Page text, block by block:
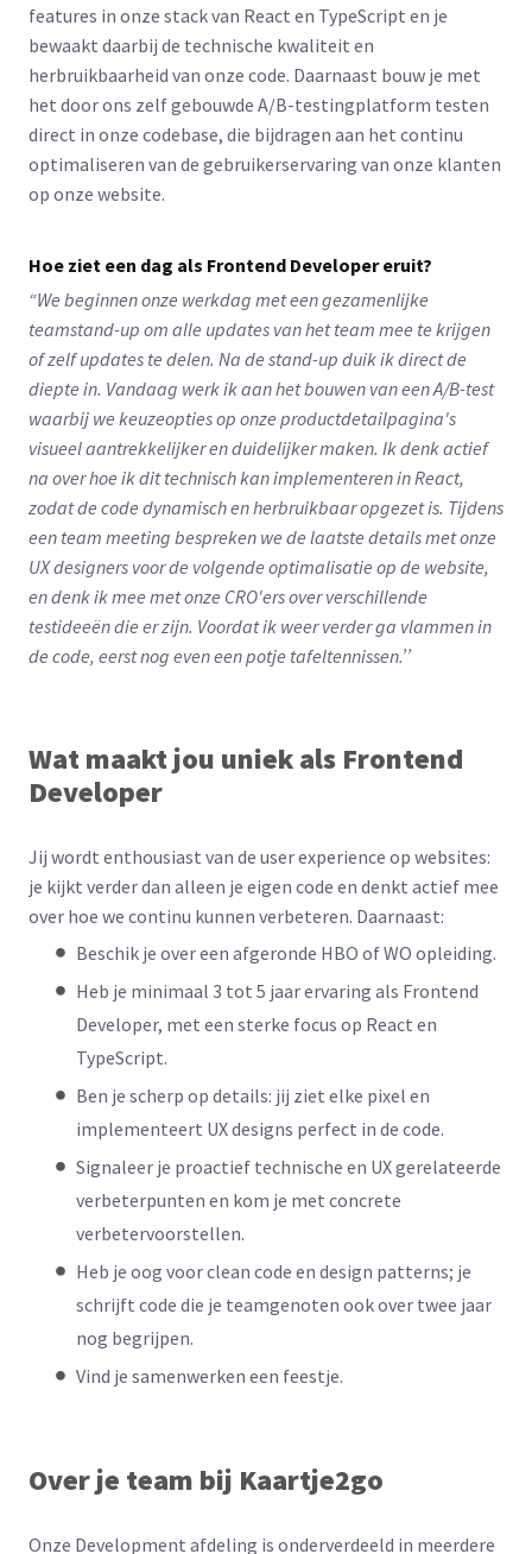
features in onze stack van React en TypeScript en je
bewaakt daarbij de technische kwaliteit en
herbruikbaarheid van onze code. Daarnaast bouw je met
het door ons zelf gebouwde A/B-testingplatform testen
direct in onze codebase, die bijdragen aan het continu
optimaliseren van de gebruikerservaring van onze klanten
op onze website.
Hoe ziet een dag als Frontend Developer eruit?
“We beginnen onze werkdag met een gezamenlijke
teamstand-up om alle updates van het team mee te krijgen
of zelf updates te delen. Na de stand-up duik ik direct de
diepte in. Vandaag werk ik aan het bouwen van een A/B-test
waarbij we keuzeopties op onze productdetailpagina's
visueel aantrekkelijker en duidelijker maken. Ik denk actief
na over hoe ik dit technisch kan implementeren in React,
zodat de code dynamisch en herbruikbaar opgezet is. Tijdens
een team meeting bespreken we de laatste details met onze
UX designers voor de volgende optimalisatie op de website,
en denk ik mee met onze CRO'ers over verschillende
testideeën die er zijn. Voordat ik weer verder ga vlammen in
de code, eerst nog even een potje tafeltennissen.’’
Wat maakt jou uniek als Frontend
Developer
Jij wordt enthousiast van de user experience op websites:
je kijkt verder dan alleen je eigen code en denkt actief mee
over hoe we continu kunnen verbeteren. Daarnaast:
Beschik je over een afgeronde HBO of WO opleiding.
Heb je minimaal 3 tot 5 jaar ervaring als Frontend
Developer, met een sterke focus op React en
TypeScript.
Ben je scherp op details: jij ziet elke pixel en
implementeert UX designs perfect in de code.
Signaleer je proactief technische en UX gerelateerde
verbeterpunten en kom je met concrete
verbetervoorstellen.
Heb je oog voor clean code en design patterns; je
schrijft code die je teamgenoten ook over twee jaar
nog begrijpen.
Vind je samenwerken een feestje.
Over je team bij Kaartje2go
Onze Development afdeling is onderverdeeld in meerdere